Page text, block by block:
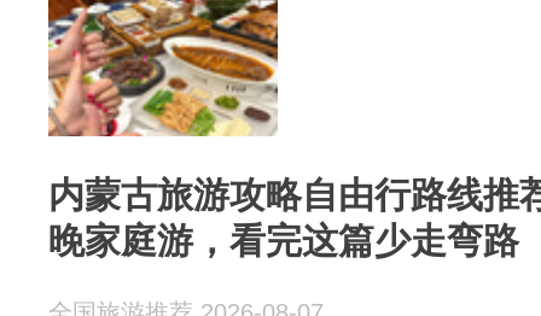
内蒙古旅游攻略自由行路线推
晚家庭游，看完这篇少走弯路